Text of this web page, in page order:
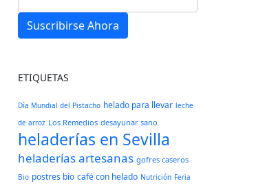
Suscribirse Ahora
ETIQUETAS
Día Mundial del Pistacho helado para llevar leche
de arroz Los Remedios desayunar sano
heladerías en Sevilla
heladerías artesanas gofres caseros
Bio postres bío café con helado Nutrición Feria